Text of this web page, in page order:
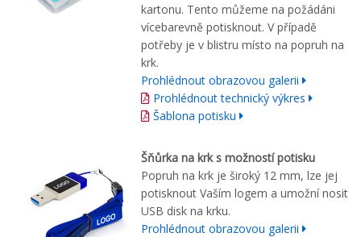
kartonu. Tento můžeme na požádáni
vícebarevně potisknout. V případě
potřeby je v blistru místo na popruh na
krk.
Prohlédnout obrazovou galerii
Prohlédnout technický výkres
Šablona potisku
Šňůrka na krk s možností potisku
Popruh na krk je široký 12 mm, lze jej
potisknout Vaším logem a umožní nosit
USB disk na krku.
Prohlédnout obrazovou galerii